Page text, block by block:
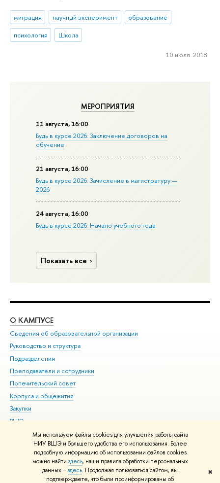
Мы используем файлы cookies для улучшения работы сайта
НИУ ВШЭ и большего удобства его использования. Более
подробную информацию об использовании файлов cookies
можно найти здесь, наши правила обработки персональных
данных –здесь. Продолжая пользоваться сайтом, вы
подтверждаете, что были проинформированы об
✖
МЕРОПРИЯТИЯ
11 августа, 16:00
Будь в курсе 2026: Заключение договоров на
обучение
21 августа, 16:00
Будь в курсе 2026: Зачисление в магистратуру —
2026
24 августа, 16:00
Будь в курсе 2026: Начало учебного года
Показать все
миграция научный эксперимент
образование
психология
Школа
10 июля 2018
О КАМПУСЕ
Сведения об образовательной организации
Руководство и структура
Подразделения
Преподаватели и сотрудники
Попечительский совет
Корпуса и общежития
Закупки
ВШЭ для студентов с ограниченными возможностями
здоровья и инвалидностью
Версия для слабовидящих
Единая платежная страница